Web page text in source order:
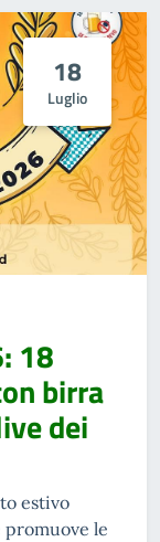
18
Luglio
18
birra
dei
estivo
promuove le